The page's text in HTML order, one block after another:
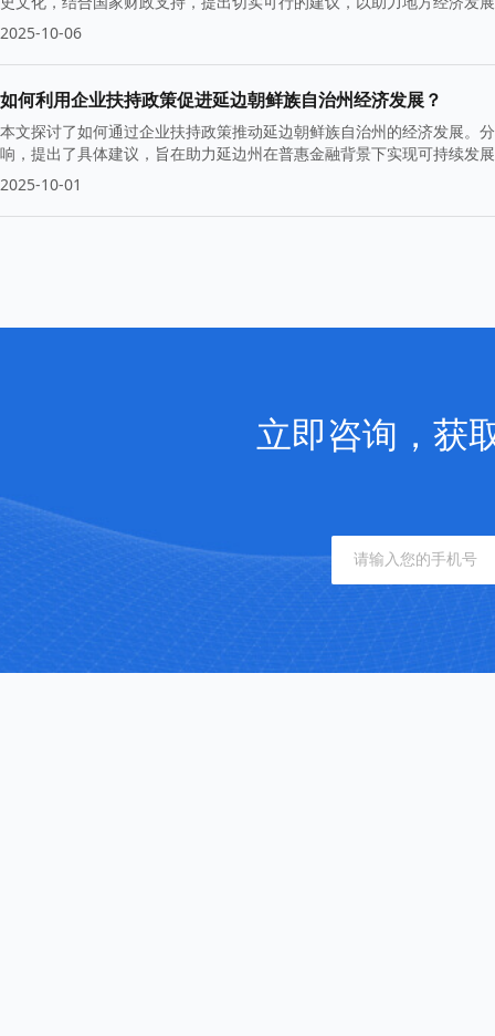
2025-10-06
如何利用企业扶持政策促进延边朝鲜族自治州经济发展？
本文探讨了如何通过企业扶持政策推动延边朝鲜族自治州的经济发展。
响，提出了具体建议，旨在助力延边州在普惠金融背景下实现可持续发
2025-10-01
立即咨询，获